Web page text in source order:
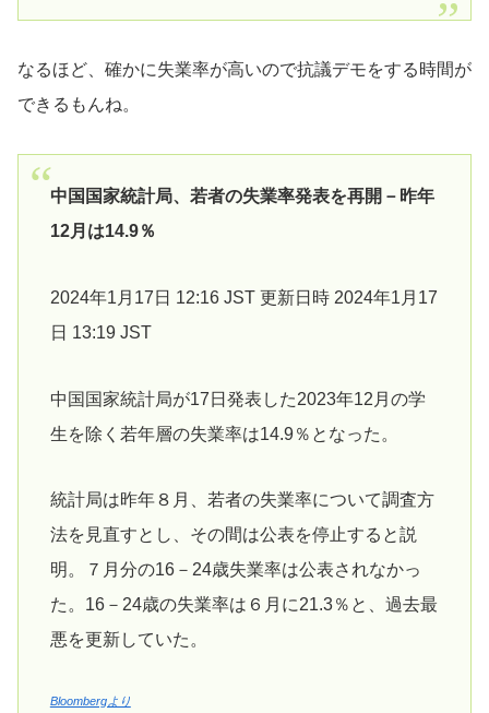
なるほど、確かに失業率が高いので抗議デモをする時間が
できるもんね。
中国国家統計局、若者の失業率発表を再開－昨年
12月は14.9％
2024年1月17日 12:16 JST 更新日時 2024年1月17
日 13:19 JST
中国国家統計局が17日発表した2023年12月の学
生を除く若年層の失業率は14.9％となった。
統計局は昨年８月、若者の失業率について調査方
法を見直すとし、その間は公表を停止すると説
明。７月分の16－24歳失業率は公表されなかっ
た。16－24歳の失業率は６月に21.3％と、過去最
悪を更新していた。
Bloombergより